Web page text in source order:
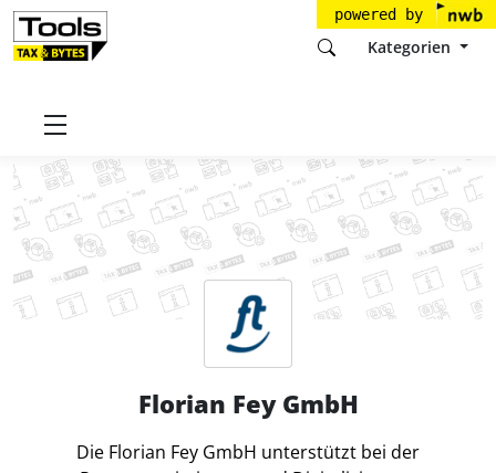
powered by
Kategorien
Startseite
Florian Fey GmbH
Die Florian Fey GmbH unterstützt bei der